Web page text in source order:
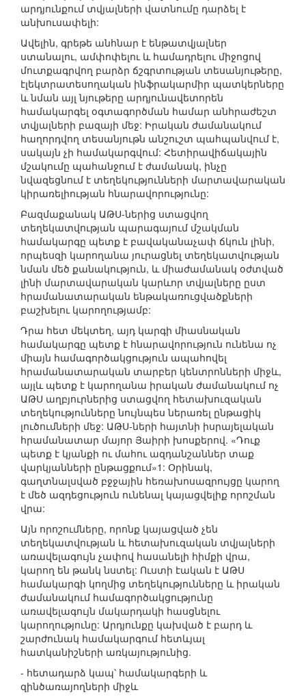
արդյունքում տվյալների վատնումը դարձել է
անխուսափելի:
Ավելին, գրեթե անհնար է ենթատվյալներ
ստանալու, ամփոփելու և համադրելու միջոցով
մուտքագրվող բարձր ճշգրտության տեսանյութերը,
էլեկտրատեսողական ինֆրակարմիր պատկերները
և նման այլ նյութերը արդյունավետորեն
համակարգել օգտագործման համար անհրաժեշտ
տվյալների բազայի մեջ: Իրական ժամանակում
հաղորդվող տեսանյութն անշուշտ պահպանվում է,
սակայն չի համակարգվում: Հետիրավիճակային
մշակումը պահանջում է ժամանակ, ինչը
նվազեցնում է տեղեկությունների մարտավարական
կիրառելիության հնարավորությունը:
Բազմաքանակ ԱԹՍ-ներից ստացվող
տեղեկատվության պարագայում մշակման
համակարգը պետք է բավականաչափ ճկուն լինի,
որպեսզի կարողանա յուրացնել տեղեկատվության
նման մեծ քանակություն, և միաժամանակ օժտված
լինի մարտավարական կարևոր տվյալները ըստ
հրամանատարական ենթակառուցվածքների
բաշխելու կարողությամբ:
Դրա հետ մեկտեղ, այդ կարգի միասնական
համակարգը պետք է հնարավորություն ունենա ոչ
միայն համագործակցություն ապահովել
հրամանատարական տարբեր կենտրոնների միջև,
այլև պետք է կարողանա իրական ժամանակում ոչ
ԱԹՍ աղբյուրներից ստացվող հետախուզական
տեղեկությունները նույնպես ներառել ընթացիկ
լուծումների մեջ: ԱԹՍ-ների հայտնի իսրայելական
հրամանատար մայոր Յաիրի խոսքերով. «Դուք
պետք է կյանքի ու մահու ազդանշաններ տաք
վարկյանների ընթացքում»1: Օրինակ,
գաղտնալսված բջջային հեռախոսազրույցը կարող
է մեծ ազդեցություն ունենալ կայացվելիք որոշման
վրա:
Այն որոշումները, որոնք կայացված չեն
տեղեկատվության և հետախուզական տվյալների
առավելագույն չափով հասանելի հիմքի վրա,
կարող են թանկ նստել: Ուստի էական է ԱԹՍ
համակարգի կողմից տեղեկությունները և իրական
ժամանակում համագործակցությունը
առավելագույն մակարդակի հասցնելու
կարողությունը: Արդյունքը կախված է բարդ և
շարժունակ համակարգում հետևյալ
հատկանիշների առկայությունից.
- հետադարձ կապ՝ համակարգերի և
զինծառայողների միջև